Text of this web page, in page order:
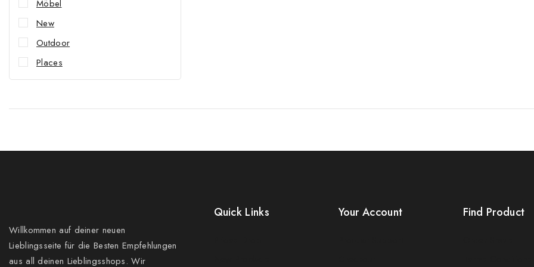
Möbel
New
Outdoor
Places
Willkommen auf deiner neuen
Lieblingsseite für die Besten Empfehlungen
aus all deinen Lieblingsshops. Wir
Quick Links Your Account Find Product